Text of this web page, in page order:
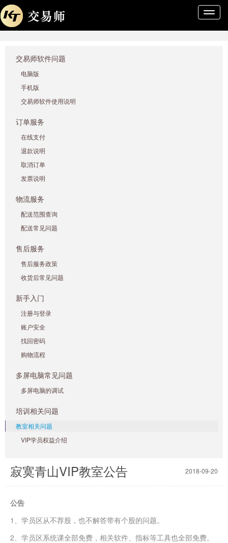
导
交易师软件问题
电脑版
手机版
交易师软件使用说明
订单服务
在线支付
退款说明
取消订单
发票说明
物流服务
配送范围查询
配送常见问题
售后服务
售后服务政策
收货后常见问题
新手入门
注册与登录
账户安全
找回密码
购物流程
多屏电脑常见问题
多屏电脑的调试
培训相关问题
教室相关问题
VIP学员权益介绍
寂寞青山VIP教室公告 2018-09-20
公告
1、学员区从不荐股，也不解答带有个股的问题。
2、学员区系统课全部免费，相关软件、指标等工具也全部免费。